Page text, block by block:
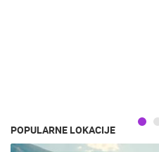
POPULARNE LOKACIJE